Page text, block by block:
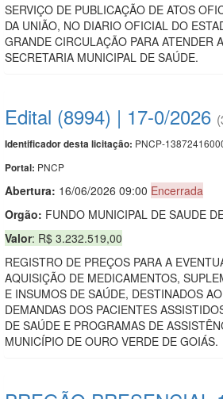
SERVIÇO DE PUBLICAÇÃO DE ATOS
DA UNIÃO, NO DIARIO OFICIAL DO
GRANDE CIRCULAÇÃO PARA ATENDER
SECRETARIA MUNICIPAL DE SAÚDE.
Edital (8994) | 17-0/2026
Identificador desta licitação: PNCP-
Portal: PNCP
Abertura: 16/06/2026 09:00 Encerrada
Orgão: FUNDO MUNICIPAL DE SAUDE
Valor: R$ 3.232.519,00
REGISTRO DE PREÇOS PARA A
AQUISIÇÃO DE MEDICAMENTOS,
E INSUMOS DE SAÚDE, DESTINADOS
DEMANDAS DOS PACIENTES
DE SAÚDE E PROGRAMAS DE
MUNICÍPIO DE OURO VERDE DE GOIÁS.